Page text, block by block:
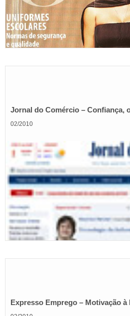
Jornal do Comércio – Confiança,
02/2010
Expresso Emprego – Motivação à